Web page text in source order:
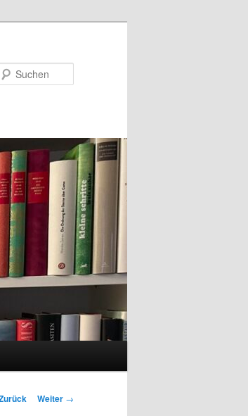
Weiter →